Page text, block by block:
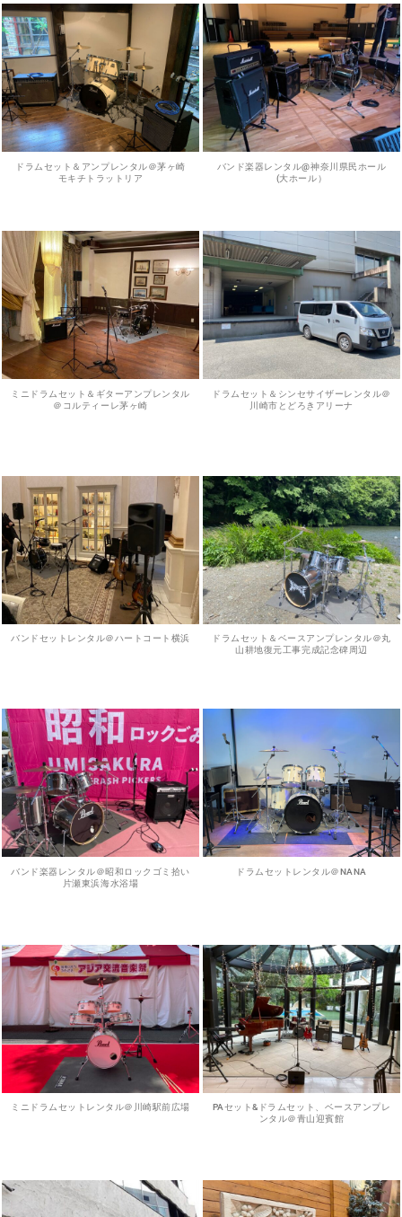
ドラムセット＆アンプレンタル＠茅ヶ崎
モキチトラットリア
バンド楽器レンタル@神奈川県民ホール
(大ホール）
ミニドラムセット＆ギターアンプレンタル
＠コルティーレ茅ヶ崎
ドラムセット＆シンセサイザーレンタル＠
川崎市とどろきアリーナ
バンドセットレンタル＠ハートコート横浜
ドラムセット＆ベースアンプレンタル＠丸
山耕地復元工事完成記念碑周辺
バンド楽器レンタル＠昭和ロックゴミ拾い
片瀬東浜海水浴場
ドラムセットレンタル＠NANA
ミニドラムセットレンタル＠川崎駅前広場
PAセット&ドラムセット、ベースアンプレ
ンタル＠青山迎賓館